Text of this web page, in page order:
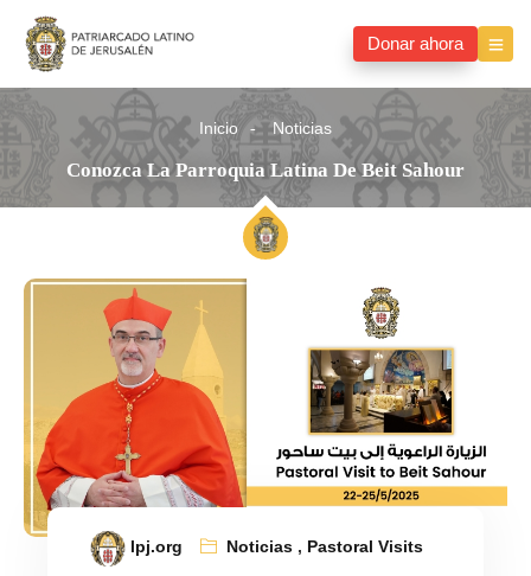
Donar ahora
Inicio Noticias
Conozca La Parroquia Latina De Beit Sahour
lpj.org Noticias, Pastoral Visits